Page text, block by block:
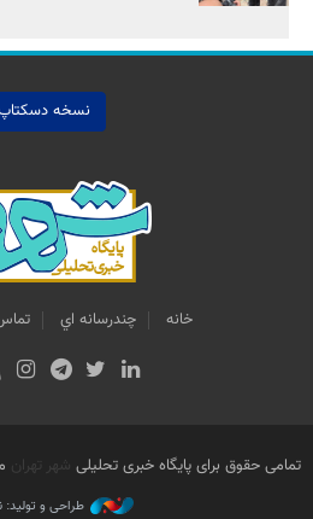
نسخه
خانه چندرسانه اي
تمامی حقوق برای پایگاه خبری تحلیلی شهر تهران
طراحی و تولید: